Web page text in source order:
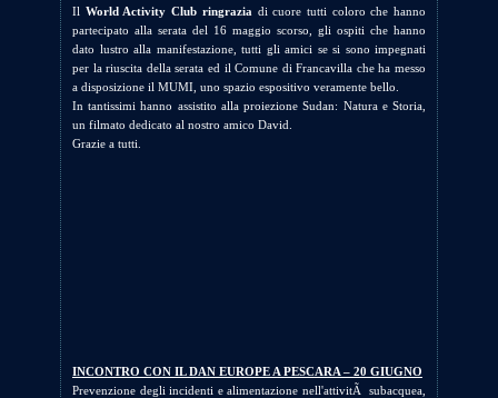
Il World Activity Club ringrazia di cuore tutti coloro che hanno
partecipato alla serata del 16 maggio scorso, gli ospiti che hanno
dato lustro alla manifestazione, tutti gli amici se si sono impegnati
per la riuscita della serata ed il Comune di Francavilla che ha messo
a disposizione il MUMI, uno spazio espositivo veramente bello.
In tantissimi hanno assistito alla proiezione Sudan: Natura e Storia,
un filmato dedicato al nostro amico David.
Grazie a tutti.
INCONTRO CON IL DAN EUROPE A PESCARA – 20 GIUGNO
Prevenzione degli incidenti e alimentazione nell'attivitÃ subacquea,